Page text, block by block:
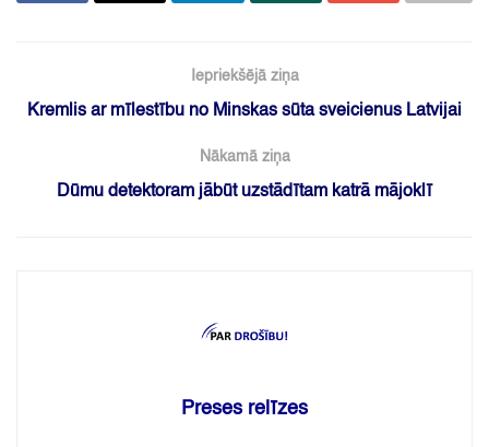
Iepriekšējā ziņa
Kremlis ar mīlestību no Minskas sūta sveicienus Latvijai
Nākamā ziņa
Dūmu detektoram jābūt uzstādītam katrā mājoklī
Preses relīzes